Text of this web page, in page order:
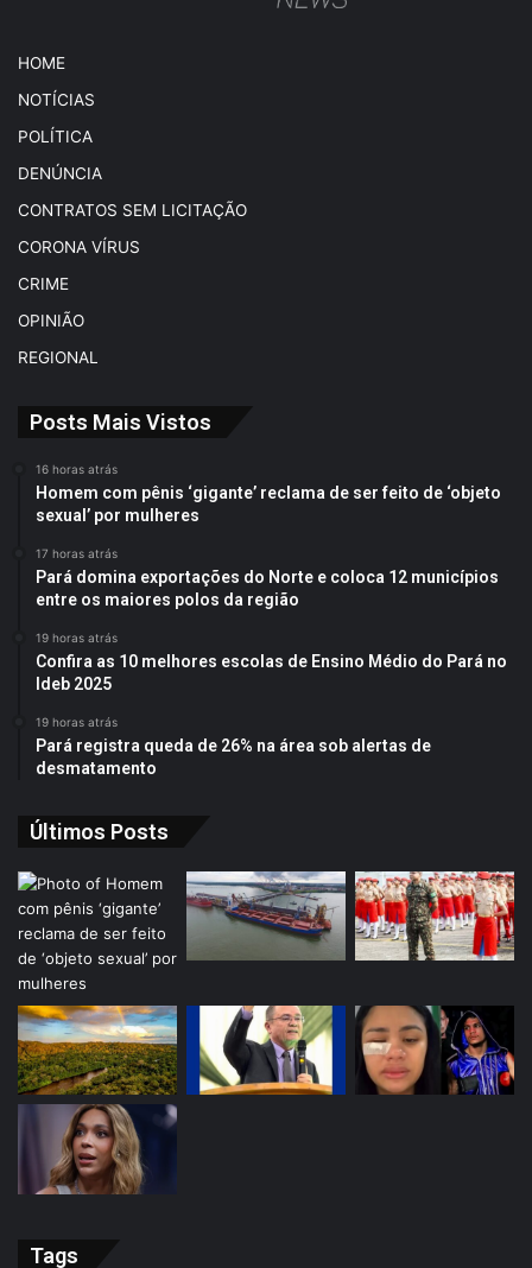
HOME
NOTÍCIAS
POLÍTICA
DENÚNCIA
CONTRATOS SEM LICITAÇÃO
CORONA VÍRUS
CRIME
OPINIÃO
REGIONAL
Posts Mais Vistos
16 horas atrás
Homem com pênis ‘gigante’ reclama de ser feito de ‘objeto
sexual’ por mulheres
17 horas atrás
Pará domina exportações do Norte e coloca 12 municípios
entre os maiores polos da região
19 horas atrás
Confira as 10 melhores escolas de Ensino Médio do Pará no
Ideb 2025
19 horas atrás
Pará registra queda de 26% na área sob alertas de
desmatamento
Últimos Posts
Tags